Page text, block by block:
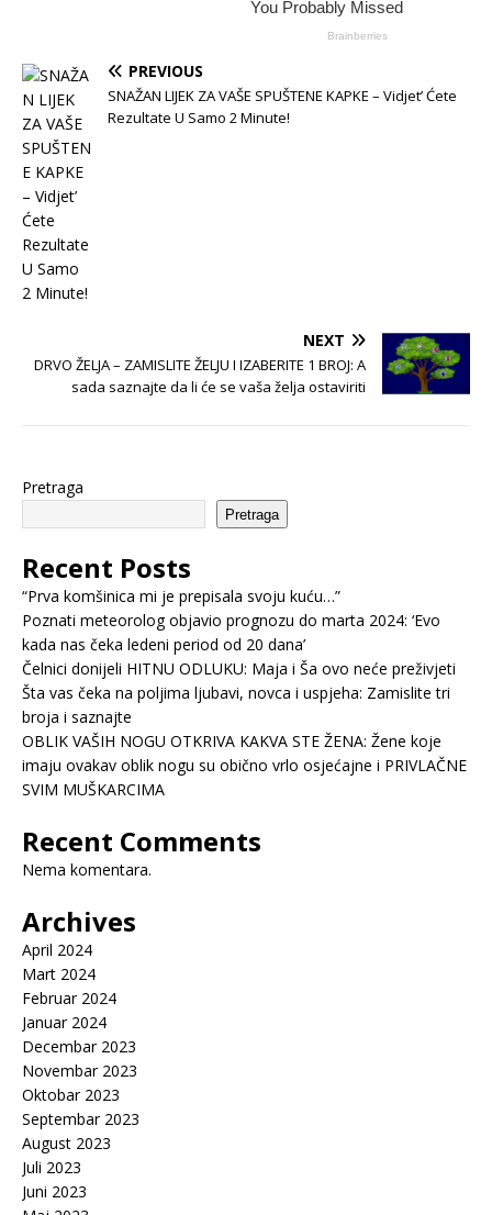
PREVIOUS
SNAŽAN LIJEK ZA VAŠE SPUŠTENE KAPKE – Vidjet’ Ćete
Rezultate U Samo 2 Minute!
NEXT
DRVO ŽELJA – ZAMISLITE ŽELJU I IZABERITE 1 BROJ: A
sada saznajte da li će se vaša želja ostaviriti
Pretraga
Pretraga
Recent Posts
“Prva komšinica mi je prepisala svoju kuću…”
Poznati meteorolog objavio prognozu do marta 2024: ‘Evo
kada nas čeka ledeni period od 20 dana’
Čelnici donijeli HITNU ODLUKU: Maja i Ša ovo neće preživjeti
Šta vas čeka na poljima ljubavi, novca i uspjeha: Zamislite tri
broja i saznajte
OBLIK VAŠIH NOGU OTKRIVA KAKVA STE ŽENA: Žene koje
imaju ovakav oblik nogu su obično vrlo osjećajne i PRIVLAČNE
SVIM MUŠKARCIMA
Recent Comments
Nema komentara.
Archives
April 2024
Mart 2024
Februar 2024
Januar 2024
Decembar 2023
Novembar 2023
Oktobar 2023
Septembar 2023
August 2023
Juli 2023
Juni 2023